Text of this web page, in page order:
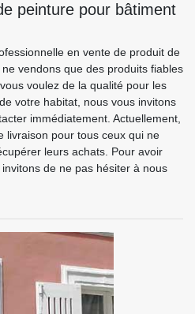
peinture pour bâtiment
en vente de produit de
vendons que des produits fiables
voulez de la qualité pour les
votre habitat, nous vous invitons
immédiatement. Actuellement,
livraison pour tous ceux qui ne
leurs achats. Pour avoir
de ne pas hésiter à nous